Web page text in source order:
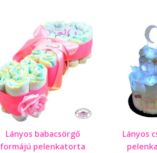
Lányos babacsörgő
formájú pelenkatorta
Lányos